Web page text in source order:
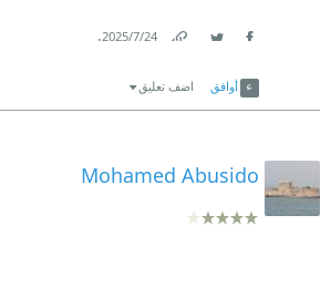
24‏/7‏/2025
.
أوافق اضف تعليق
Mohamed Abusido